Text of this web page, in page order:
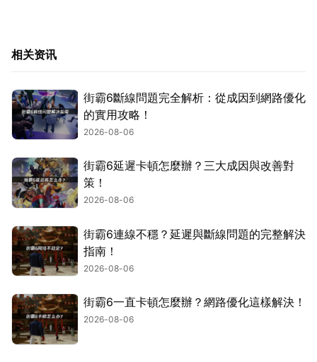
相关资讯
街霸6斷線問題完全解析：從成因到網路優化
的實用攻略！
2026-08-06
街霸6延遲卡頓怎麼辦？三大成因與改善對
策！
2026-08-06
街霸6連線不穩？延遲與斷線問題的完整解決
指南！
2026-08-06
街霸6一直卡頓怎麼辦？網路優化這樣解決！
2026-08-06